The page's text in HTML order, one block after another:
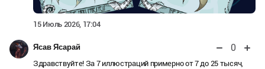
15 Июль 2026, 17:04
Ясав Ясарай 0
Здравствуйте! За 7 иллюстраций примерно от 7 до 25 тысяч,